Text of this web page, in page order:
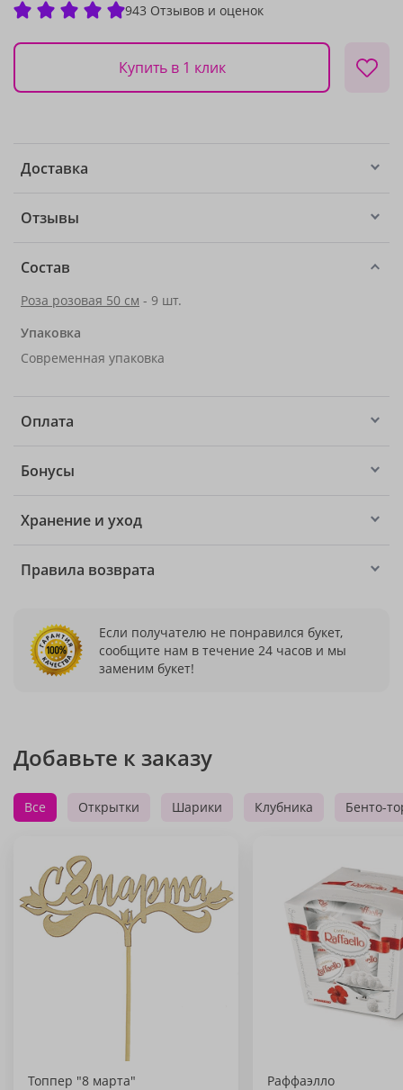
943 Отзывов и оценок
Купить в 1 клик
Доставка
Отзывы
Состав
Роза розовая 50 см - 9 шт.
Упаковка
Современная упаковка
Оплата
Бонусы
Хранение и уход
Правила возврата
Если получателю не понравился букет,
сообщите нам в течение 24 часов и мы
заменим букет!
Добавьте к заказу
Все Открытки Шарики Клубника Бенто-
Топпер "8 марта" Раффаэлло